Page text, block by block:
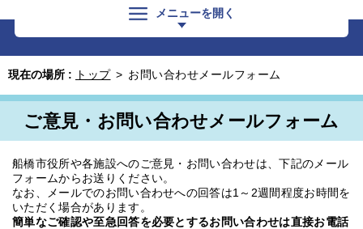
メニューを開く
現在の場所 : トップ > お問い合わせメールフォーム
ご意見・お問い合わせメールフォーム
船橋市役所や各施設へのご意見・お問い合わせは、下記のメール
フォームからお送りください。
なお、メールでのお問い合わせへの回答は1～2週間程度お時間を
いただく場合があります。
簡単なご確認や至急回答を必要とするお問い合わせは直接お電話